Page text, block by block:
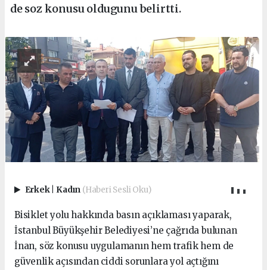
de soz konusu oldugunu belirtti.
Erkek Kadın (Haberi Sesli Oku)
Bisiklet yolu hakkında basın açıklaması yaparak,
İstanbul Büyükşehir Belediyesi’ne çağrıda bulunan
İnan, söz konusu uygulamanın hem trafik hem de
güvenlik açısından ciddi sorunlara yol açtığını